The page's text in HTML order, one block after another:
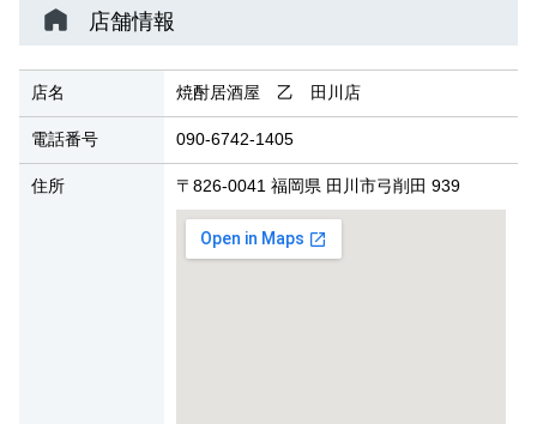
店舗情報
店名 焼酎居酒屋 乙 田川店
電話番号 090-6742-1405
住所 〒826-0041 福岡県 田川市弓削田 939